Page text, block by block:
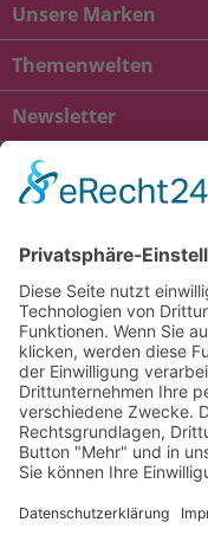
Unsere Marken
Themenwelten
Newsletter
* Alle Preise inkl. gesetzl.
4.90von5.00
Kontakt
FAQ – Häufig
Allgemeine
Barrierefreiheit